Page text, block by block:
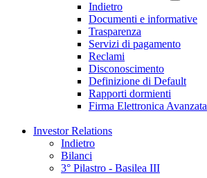
Indietro
Documenti e informative
Trasparenza
Servizi di pagamento
Reclami
Disconoscimento
Definizione di Default
Rapporti dormienti
Firma Elettronica Avanzata
Investor Relations
Indietro
Bilanci
3° Pilastro - Basilea III